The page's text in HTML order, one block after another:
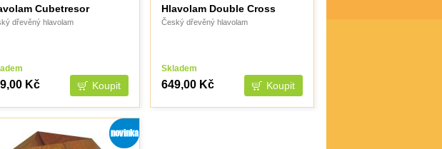
Cubetresor
dřevěný hlavolam
Kč
Hlavolam Double Cross
Český dřevěný hlavolam
Skladem
649,00 Kč